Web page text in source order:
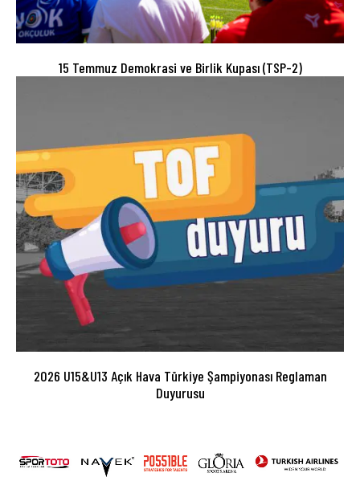
15 Temmuz Demokrasi ve Birlik Kupası (TSP-2)
2026 U15&U13 Açık Hava Türkiye Şampiyonası Reglaman
Duyurusu